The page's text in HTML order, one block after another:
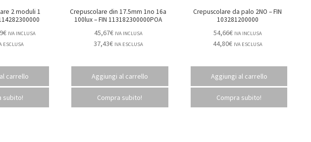
2 moduli 1
FIN 114282300000
€ IVA INCLUSA
ESCLUSA
carrello
subito!
Crepuscolare din 17.5mm 1no 16a
100lux – FIN 113182300000POA
45,67€ IVA INCLUSA
37,43€ IVA ESCLUSA
Aggiungi al carrello
Compra subito!
Crepuscolare da palo 2NO – FIN
103281200000
54,66€ IVA INCLUSA
44,80€ IVA ESCLUSA
Aggiungi al carrello
Compra subito!